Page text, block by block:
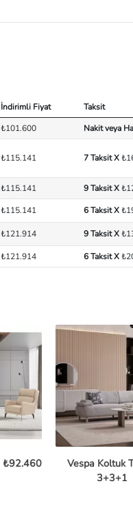
İndirimli Fiyat
Taksit
₺101.600 Nakit veya
₺115.141 7 Taksit X
₺115.141 9 Taksit X
₺115.141 6 Taksit X
₺121.914 9 Taksit X
₺121.914 6 Taksit X
₺92.460
Vespa Koltuk
3+3+1